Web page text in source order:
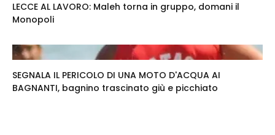
LECCE AL LAVORO: Maleh torna in gruppo, domani il
Monopoli
SEGNALA IL PERICOLO DI UNA MOTO D'ACQUA AI
BAGNANTI, bagnino trascinato giù e picchiato